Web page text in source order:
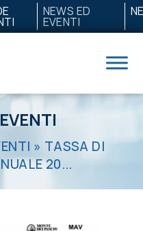
NEWS ED
EVENTI
» TASSA DI
20...